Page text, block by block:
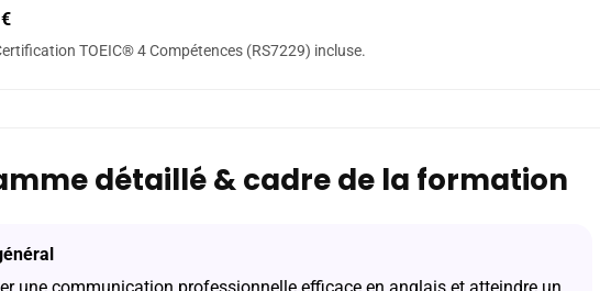
TOEIC® 4 Compétences (RS7229) incluse.
détaillé & cadre de la formation
une communication professionnelle efficace en anglais et atteindre un